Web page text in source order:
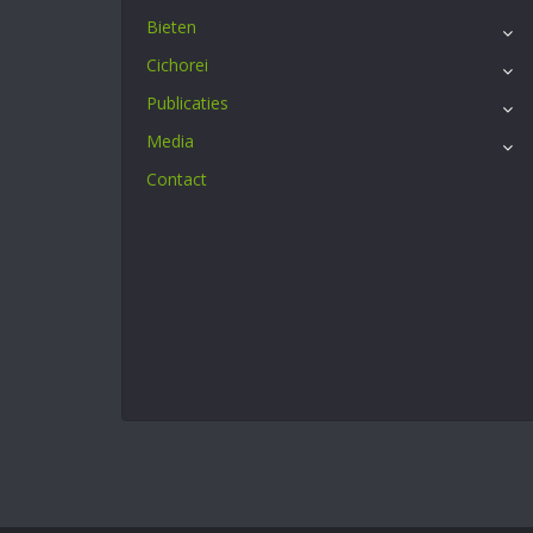
Bieten
Cichorei
Publicaties
Media
Contact